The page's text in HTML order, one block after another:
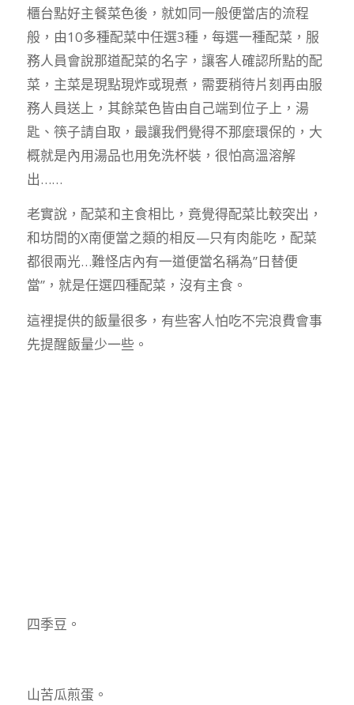
櫃台點好主餐菜色後，就如同一般便當店的流程
般，由10多種配菜中任選3種，每選一種配菜，服
務人員會說那道配菜的名字，讓客人確認所點的配
菜，主菜是現點現炸或現煮，需要稍待片刻再由服
務人員送上，其餘菜色皆由自己端到位子上，湯
匙、筷子請自取，最讓我們覺得不那麼環保的，大
概就是內用湯品也用免洗杯裝，很怕高溫溶解
出……
老實說，配菜和主食相比，竟覺得配菜比較突出，
和坊間的X南便當之類的相反—只有肉能吃，配菜
都很兩光…難怪店內有一道便當名稱為”日替便
當”，就是任選四種配菜，沒有主食。
這裡提供的飯量很多，有些客人怕吃不完浪費會事
先提醒飯量少一些。
四季豆。
山苦瓜煎蛋。